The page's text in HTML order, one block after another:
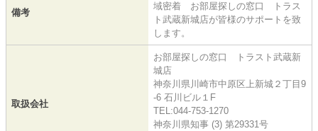
備考
域密着 お部屋探しの窓口 トラス
ト武蔵新城店が皆様のサポートを致
します。
取扱会社
お部屋探しの窓口 トラスト武蔵新
城店
神奈川県川崎市中原区上新城２丁目9
-6 石川ビル１F
TEL:044-753-1270
神奈川県知事 (3) 第29331号